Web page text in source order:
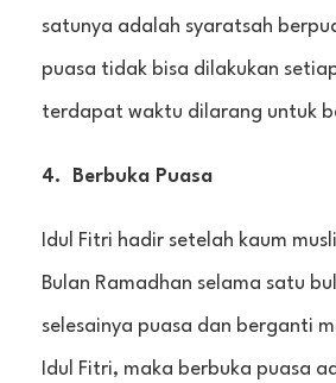
satunya adalah syaratsah
puasa tidak bisa dilakukan
terdapat waktu dilarang untuk
4. Berbuka Puasa
Idul Fitri hadir setelah kaum
Bulan Ramadhan selama satu
selesainya puasa dan berganti
Idul Fitri, maka berbuka puasa